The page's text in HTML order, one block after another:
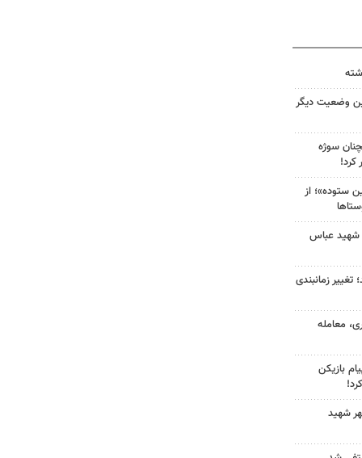
وضعیت دیگر
سوژه
کرد!
ستوده»؛ از
شهید عباس
تغییر زمانبندی
معامله
بازیکن
شهید